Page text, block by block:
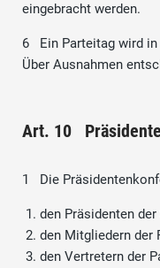
eingebracht werden.
6 Ein Parteitag wird in
Über Ausnahmen
Art. 10
1 Die
den Präsidenten
den Mitgliedern der
den Vertretern der